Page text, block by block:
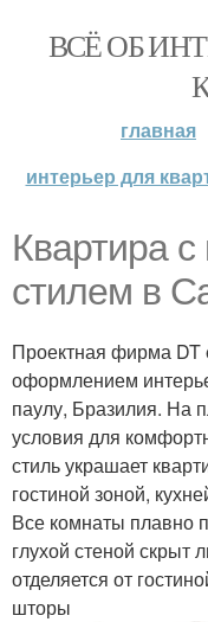
ВСЁ ОБ
главная
интерьер для
Квартира
стилем в
Проектная фирма DT
оформлением
паулу, Бразилия. На
условия для
стиль украшает
гостиной зоной,
Все комнаты плавно
глухой стеной скрыт
отделяется от
шторы